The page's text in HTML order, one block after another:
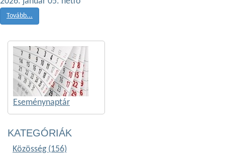
Tovább...
Eseménynaptár
KATEGÓRIÁK
Közösség (156)